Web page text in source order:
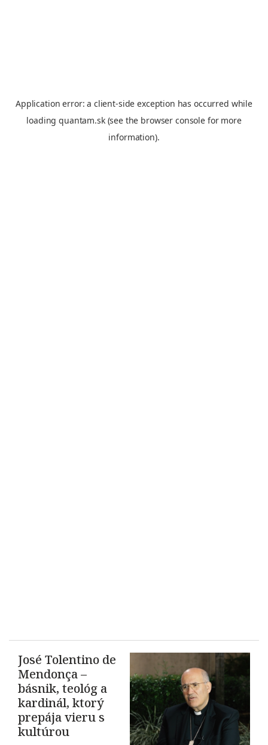
José Tolentino de
Mendonça –
básnik, teológ a
kardinál, ktorý
prepája vieru s
kultúrou